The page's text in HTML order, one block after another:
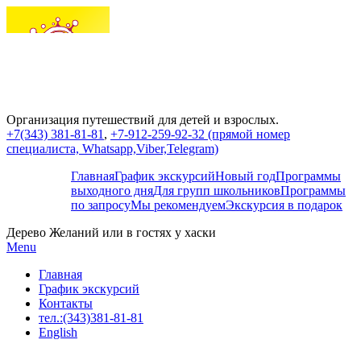
Организация путешествий для детей и взрослых.
+7(343) 381-81-81 , +7-912-259-92-32 (прямой номер
специалиста, Whatsapp,Viber,Telegram)
ГлавнаяГрафик экскурсийНовый годПрограммы
выходного дняДля групп школьниковПрограммы
по запросуМы рекомендуемЭкскурсия в подарок
Дерево Желаний или в гостях у хаски
Menu
Главная
График экскурсий
Контакты
тел.:(343)381-81-81
English